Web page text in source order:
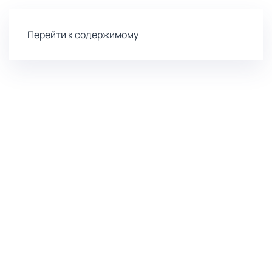
Перейти к содержимому